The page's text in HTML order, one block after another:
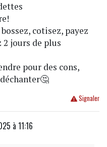
cotisez, payez
2 jours de plus
pour des cons,
Signaler
à 11:16